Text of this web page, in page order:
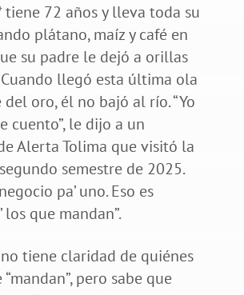
tiene 72 años y lleva toda su
plátano, maíz y café en
su padre le dejó a orillas
llegó esta última ola
oro, él no bajó al río. “Yo
cuento”, le dijo a un
Alerta Tolima que visitó la
semestre de 2025.
pa’ uno. Eso es
los que mandan”.
tiene claridad de quiénes
pero sabe que